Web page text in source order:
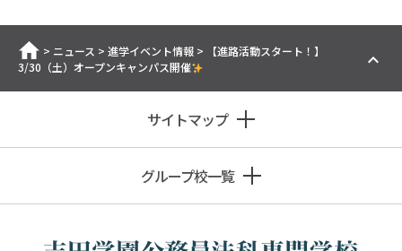
ホーム
> ニュース > 進学イベント情報 >
【進路活動スタート！】
3/30（土）オープンキャンパス開催
サイトマップ
グループ校一覧